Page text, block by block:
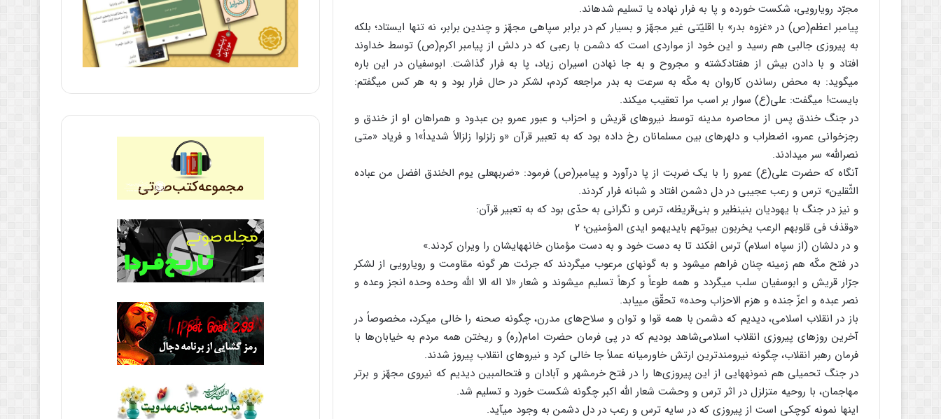
مجرّد رویارویی، شکست‏ خورده و پا به فرار نهاده یا تسلیم شده‏اند.
پیامبر اعظم(ص) در «غزوه بدر» با اقلیّتی غیر مجهّز و بسیار کم در برابر سپاهی مجهّز و چندین برابر، نه تنها ایستاد؛ بلکه
به پیروزی جالبی هم رسید و این خود از مواردی است که دشمن با رعبی که در دلش از پیامبر اکرم(ص) توسط خداوند
افتاد و با دادن بیش از هفتادکشته و مجروح و به جا نهادن اسیران زیاد، پا به فرار گذاشت. ابوسفیان در این باره
می‏گوید: به محض ‏رساندن کاروان به مکّه به سرعت‏ به بدر مراجعه کردم، لشکر در حال فرار بود و به هر کس می‏گفتم:
بایست! می‏گفت: علی(ع) سوار بر اسب مرا تعقیب می‏کند.
در جنگ خندق پس از محاصره مدینه توسط نیروهای قریش و احزاب و عبور عمرو بن‏ عبدود و همراهان او از خندق و
رجزخوانی عمرو، اضطراب و دلهره‏ای بین مسلمانان رخ داده بود که به تعبیر قرآن «و زلزلوا زلزالاً شدیداً»1 و فریاد «متی
نصرالله‏» سر می‏دادند.
آنگاه که حضرت علی(ع) عمرو را با یک ضربت از پا درآورد و پیامبر(ص) فرمود: «ضربهعلی یوم الخندق افضل من عباده
‏الثّقلین‏» ترس و رعب عجیبی در دل دشمن افتاد و شبانه فرار کردند.
و نیز در جنگ با یهودیان بنی‏نظیر و بنی‌قریظه، ترس و نگرانی به حدّی بود که به تعبیر قرآن:
«وقذف فی قلوبهم الرعب یخربون بیوتهم بایدیهم‏و ایدی المؤمنین؛ ۲
و در دلشان (از سپاه اسلام) ترس افکند تا به دست ‏خود و به دست مؤمنان خانه‏هایشان را ویران کردند.»
در فتح مکّه هم زمینه چنان فراهم می‏شود و به‏ گونه‏ای ‏مرعوب ‏می‏گردند که جرئت هر گونه مقاومت و رویارویی از لشکر
جرّار قریش و ابوسفیان سلب می‏گردد و همه طوعاً و کرهاً تسلیم می‏شوند و شعار «لا اله الا الله وحده وحده انجز وعده و
نصر عبده و اعزّ جنده و هزم ‏الاحزاب وحده‏» تحقّق می‏یابد.
باز در انقلاب اسلامی، دیدیم که دشمن با همه قوا و توان و سلاح‌های مدرن، چگونه صحنه را خالی می‏کرد، مخصوصاً در
آخرین ‏روزهای پیروزی انقلاب اسلامی‌شاهد بودیم که در پی فرمان حضرت امام(ره) و ریختن همه مردم به خیابان‌ها با
فرمان رهبر انقلاب، چگونه نیرومندترین ارتش خاورمیانه عملاً جا خالی کرد و نیروهای انقلاب پیروز شدند.
در جنگ تحمیلی هم نمونه‏هایی از این پیروزی‌ها را در فتح خرمشهر و آبادان و فتح‏المبین دیدیم که نیروی مجهّز و برتر
مهاجمان، با روحیه متزلزل در اثر ترس و وحشت‏ شعار الله ‏اکبر چگونه شکست ‏خورد و تسلیم شد.
اینها نمونه کوچکی است از پیروزی که در سایه ترس و رعب در دل دشمن به وجود می‏آید.